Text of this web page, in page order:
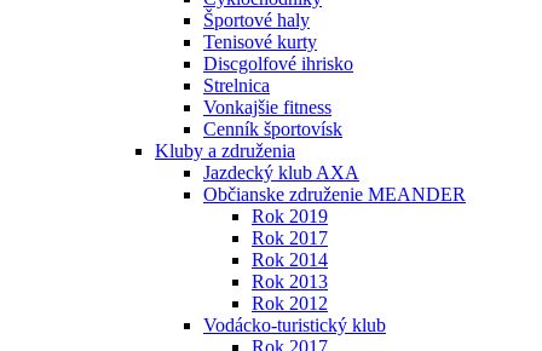
Športové haly
Tenisové kurty
Discgolfové ihrisko
Strelnica
Vonkajšie fitness
Cenník športovísk
Kluby a združenia
Jazdecký klub AXA
Občianske združenie MEANDER
Rok 2019
Rok 2017
Rok 2014
Rok 2013
Rok 2012
Vodácko-turistický klub
Rok 2017